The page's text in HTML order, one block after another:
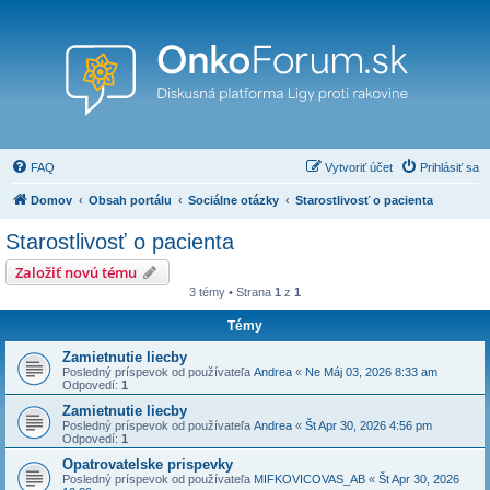
FAQ Prihlásiť sa
Vytvoriť účet
Domov Obsah portálu Sociálne otázky Starostlivosť o pacienta
Starostlivosť o pacienta
Založiť novú tému
3 témy • Strana 1 z 1
Témy
Zamietnutie liecby
Posledný príspevok od používateľa Andrea « Ne Máj 03, 2026 8:33 am
Odpovedí: 1
Zamietnutie liecby
Posledný príspevok od používateľa Andrea « Št Apr 30, 2026 4:56 pm
Odpovedí: 1
Opatrovatelske prispevky
Posledný príspevok od používateľa MIFKOVICOVAS_AB « Št Apr 30, 2026